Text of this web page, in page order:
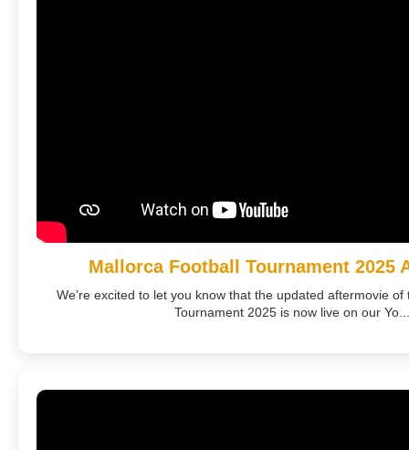
Mallorca Football Tournament 2025
We’re excited to let you know that the updated aftermovie
Tournament 2025 is now live on our Yo...